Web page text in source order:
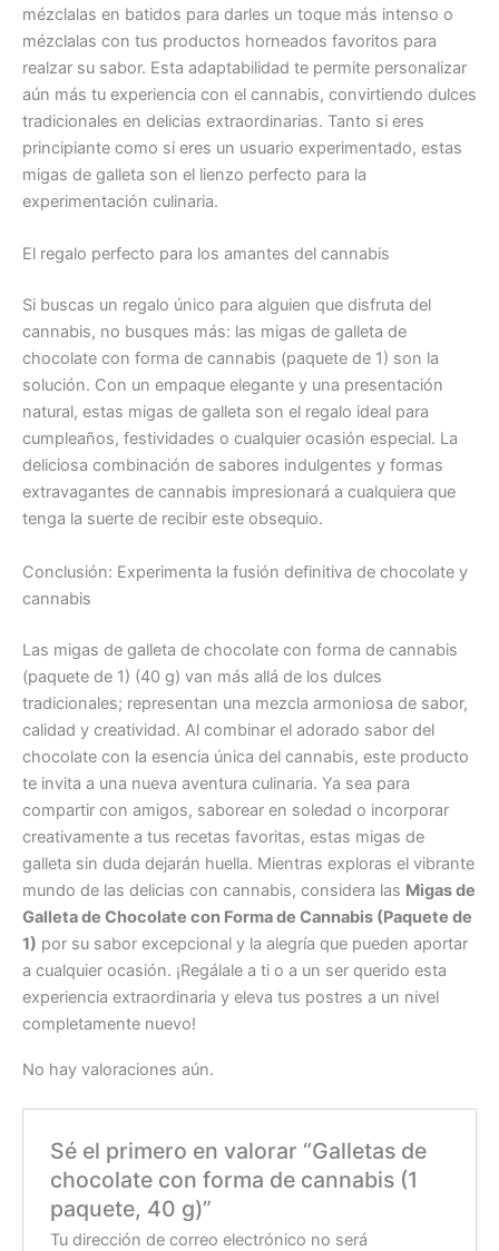
mézclalas en batidos para darles un toque más intenso o
mézclalas con tus productos horneados favoritos para
realzar su sabor. Esta adaptabilidad te permite personalizar
aún más tu experiencia con el cannabis, convirtiendo dulces
tradicionales en delicias extraordinarias. Tanto si eres
principiante como si eres un usuario experimentado, estas
migas de galleta son el lienzo perfecto para la
experimentación culinaria.
El regalo perfecto para los amantes del cannabis
Si buscas un regalo único para alguien que disfruta del
cannabis, no busques más: las migas de galleta de
chocolate con forma de cannabis (paquete de 1) son la
solución. Con un empaque elegante y una presentación
natural, estas migas de galleta son el regalo ideal para
cumpleaños, festividades o cualquier ocasión especial. La
deliciosa combinación de sabores indulgentes y formas
extravagantes de cannabis impresionará a cualquiera que
tenga la suerte de recibir este obsequio.
Conclusión: Experimenta la fusión definitiva de chocolate y
cannabis
Las migas de galleta de chocolate con forma de cannabis
(paquete de 1) (40 g) van más allá de los dulces
tradicionales; representan una mezcla armoniosa de sabor,
calidad y creatividad. Al combinar el adorado sabor del
chocolate con la esencia única del cannabis, este producto
te invita a una nueva aventura culinaria. Ya sea para
compartir con amigos, saborear en soledad o incorporar
creativamente a tus recetas favoritas, estas migas de
galleta sin duda dejarán huella. Mientras exploras el vibrante
mundo de las delicias con cannabis, considera las Migas de
Galleta de Chocolate con Forma de Cannabis (Paquete de
1) por su sabor excepcional y la alegría que pueden aportar
a cualquier ocasión. ¡Regálale a ti o a un ser querido esta
experiencia extraordinaria y eleva tus postres a un nivel
completamente nuevo!
No hay valoraciones aún.
Sé el primero en valorar “Galletas de
chocolate con forma de cannabis (1
paquete, 40 g)”
Tu dirección de correo electrónico no será